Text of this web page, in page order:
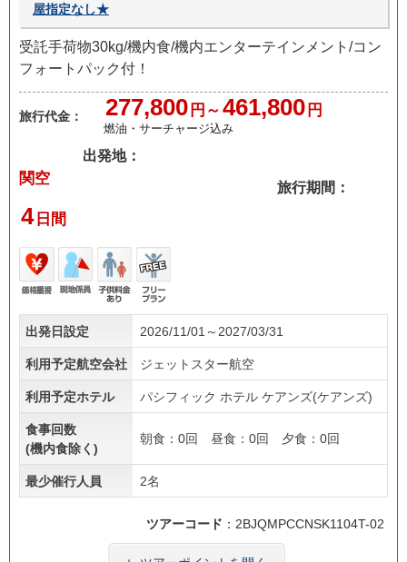
屋指定なし★
受託手荷物30kg/機内食/機内エンターテインメント/コン
フォートパック付！
旅行代金： 277,800 円～ 461,800 円
燃油・サーチャージ込み
出発地：
関空
旅行期間：
4 日間
価格
重視
現地
係員
子供
あり
フリ
ープ
ラン
出発日設定 2026/11/01～2027/03/31
利用予定航空会社 ジェットスター航空
利用予定ホテル パシフィック ホテル ケアンズ(ケアンズ)
食事回数
(機内食除く)
朝食：0回 昼食：0回 夕食：0回
最少催行人員 2名
ツアーコード ：2BJQMPCCNSK1104T-02